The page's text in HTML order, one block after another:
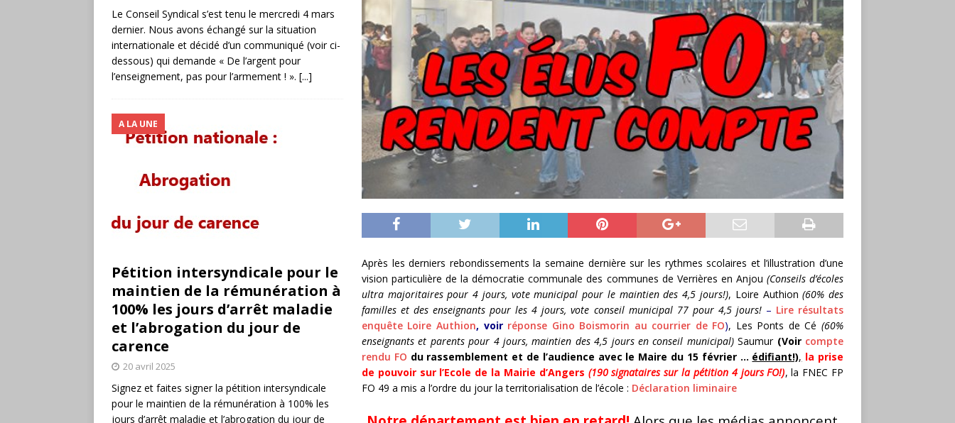
Après les derniers rebondissements la semaine dernière sur les rythmes scolaires et l’illustration d’une
vision particulière de la démocratie communale des communes de Verrières en Anjou (Conseils d’écoles
ultra majoritaires pour 4 jours, vote municipal pour le maintien des 4,5 jours!), Loire Authion(60% des
familles et des enseignants pour les 4 jours, vote conseil municipal 77 pour 4,5 jours! – Lire résultats
enquête Loire Authion, voir réponse Gino Boismorin au courrier de FO), Les Ponts de Cé(60%
enseignants et parents pour 4 jours, maintien des 4,5 jours en conseil municipal)Saumur (Voir compte
rendu FO du rassemblement et de l’audience avec le Maire du 15 février … édifiant!), la prise
de pouvoir sur l’Ecole de la Mairie d’Angers (190 signataires sur la pétition 4 jours FO!), la FNEC FP
FO 49 a mis a l’ordre du jour la territorialisation de l’école : Déclaration liminaire
Le Conseil Syndical s’est tenu le mercredi 4 mars
dernier. Nous avons échangé sur la situation
internationale et décidé d’un communiqué (voir ci-
dessous) qui demande « De l’argent pour
l’enseignement, pas pour l’armement ! ». [...]
Pétition intersyndicale pour le
maintien de la rémunération à
100% les jours d’arrêt maladie
et l’abrogation du jour de
carence
A LA UNE
20 avril 2025
Signez et faites signer la pétition intersyndicale
pour le maintien de la rémunération à 100% les
jours d’arrêt maladie et l’abrogation du jour de